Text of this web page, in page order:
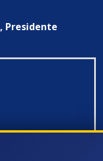
Presidente